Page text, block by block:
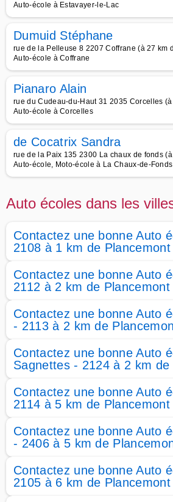
Auto-école à Estavayer-le-Lac
Dumuid Stéphane
rue de la Pelleuse 8 2207 Coffrane (à 27 km
Auto-école à Coffrane
Pianaro Alain
rue du Cudeau-du-Haut 31 2035 Corcelles
Auto-école à Corcelles
de Cocatrix Sandra
rue de la Paix 135 2300 La chaux de fonds
Auto-école, Moto-école à La Chaux-de-Fonds
Auto écoles dans les
Contactez une bonne Auto
2108 à 1 km de Plancemont
Contactez une bonne Auto
2112 à 2 km de Plancemont
Contactez une bonne Auto
- 2113 à 2 km de
Contactez une bonne Auto
Sagnettes - 2124 à 2 km de
Contactez une bonne Auto
2114 à 5 km de Plancemont
Contactez une bonne Auto
- 2406 à 5 km de
Contactez une bonne Auto
2105 à 6 km de Plancemont